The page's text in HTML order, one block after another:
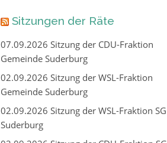
Sitzungen der Räte
07.09.2026 Sitzung der CDU-Fraktion
Gemeinde Suderburg
02.09.2026 Sitzung der WSL-Fraktion
Gemeinde Suderburg
02.09.2026 Sitzung der WSL-Fraktion SG
Suderburg